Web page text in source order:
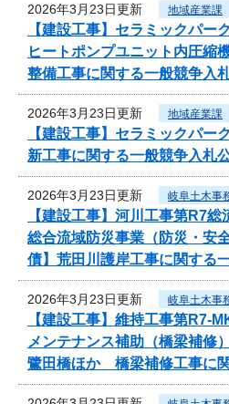
2026年3月23日更新 地域産業課
【建設工事】セラミックパー
ヒートポンプユニット内圧縮
整備工事に関する一般競争入
2026年3月23日更新 地域産業課
【建設工事】セラミックパー
新工事に関する一般競争入札
2026年3月23日更新 岐阜土木事
【建設工事】河川工事第R7
総合流域防災事業（防災・安
債】荒田川護岸工事に関する
2026年3月23日更新 岐阜土木事
【建設工事】維持工事第R7-
メンテナンス補助（橋梁補修
鷺田橋ほか 橋梁補修工事に